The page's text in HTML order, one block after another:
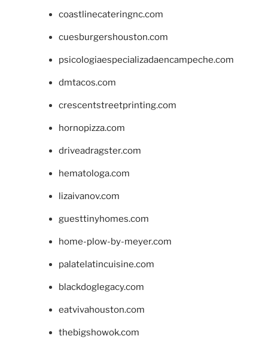
coastlinecateringnc.com
cuesburgershouston.com
psicologiaespecializadaencampeche.com
dmtacos.com
crescentstreetprinting.com
hornopizza.com
driveadragster.com
hematologa.com
lizaivanov.com
guesttinyhomes.com
home-plow-by-meyer.com
palatelatincuisine.com
blackdoglegacy.com
eatvivahouston.com
thebigshowok.com